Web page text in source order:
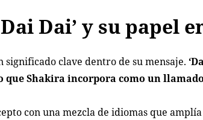
Dai’ y su papel
clave dentro de su mensaje.
Shakira incorpora como un
con una mezcla de idiomas que